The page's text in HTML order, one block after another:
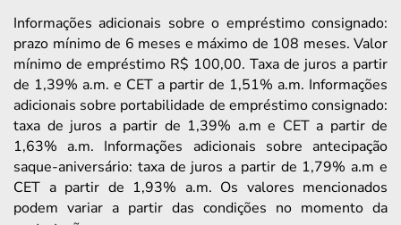
Informações adicionais sobre o empréstimo consignado:
prazo mínimo de 6 meses e máximo de 108 meses. Valor
mínimo de empréstimo R$ 100,00. Taxa de juros a partir
de 1,39% a.m. e CET a partir de 1,51% a.m. Informações
adicionais sobre portabilidade de empréstimo consignado:
taxa de juros a partir de 1,39% a.m e CET a partir de
1,63% a.m. Informações adicionais sobre antecipação
saque-aniversário: taxa de juros a partir de 1,79% a.m e
CET a partir de 1,93% a.m. Os valores mencionados
podem variar a partir das condições no momento da